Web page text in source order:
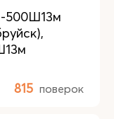
500Ш13м
815 поверок